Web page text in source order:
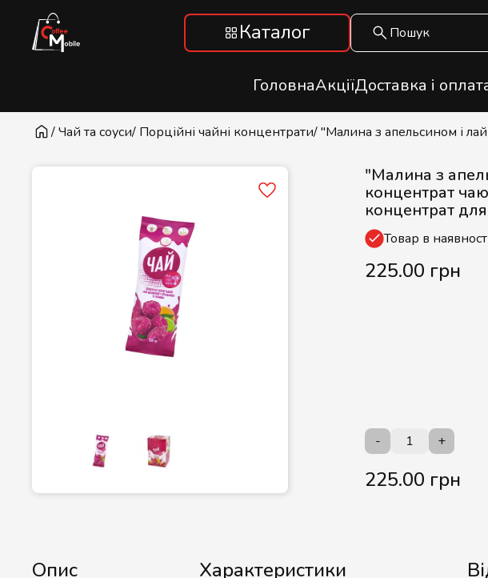
Каталог
ГоловнаАкціїДоставка і
/ Чай та соуси/ Порційні чайні концентрати/ "Малина з апельсином і
"Малина з
концентрат
концентрат
Товар в
225.00 грн
- +
225.00 грн
Опис Характеристики